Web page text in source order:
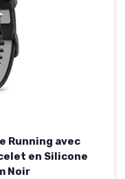
Running avec
en Silicone
Noir